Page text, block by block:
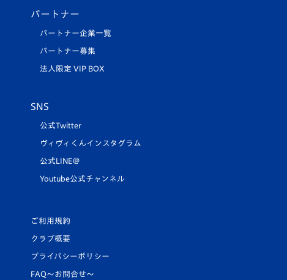
パートナー
パートナー企業一覧
パートナー募集
法人限定 VIP BOX
SNS
公式Twitter
ヴィヴィくんインスタグラム
公式LINE＠
Youtube公式チャンネル
ご利用規約
クラブ概要
プライバシーポリシー
FAQ〜お問合せ〜